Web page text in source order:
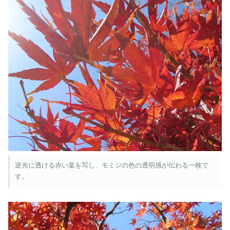
逆光に透ける赤い葉を写し、モミジの色の透明感が伝わる一枚で
す。